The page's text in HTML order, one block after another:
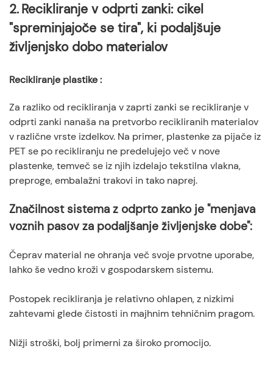
2.Recikliranje v odprti zanki: cikel
"spreminjajoče se tira", ki podaljšuje
življenjsko dobo materialov
Recikliranje plastike:
Za razliko od recikliranja v zaprti zanki se recikliranje v
odprti zanki nanaša na pretvorbo recikliranih materialov
v različne vrste izdelkov. Na primer, plastenke za pijače iz
PET se po recikliranju ne predelujejo več v nove
plastenke, temveč se iz njih izdelajo tekstilna vlakna,
preproge, embalažni trakovi in ​​tako naprej.
Značilnost sistema z odprto zanko je "menjava
voznih pasov za podaljšanje življenjske dobe":
Čeprav material ne ohranja več svoje prvotne uporabe,
lahko še vedno kroži v gospodarskem sistemu.
Postopek recikliranja je relativno ohlapen, z nizkimi
zahtevami glede čistosti in majhnim tehničnim pragom.
Nižji stroški, bolj primerni za široko promocijo.